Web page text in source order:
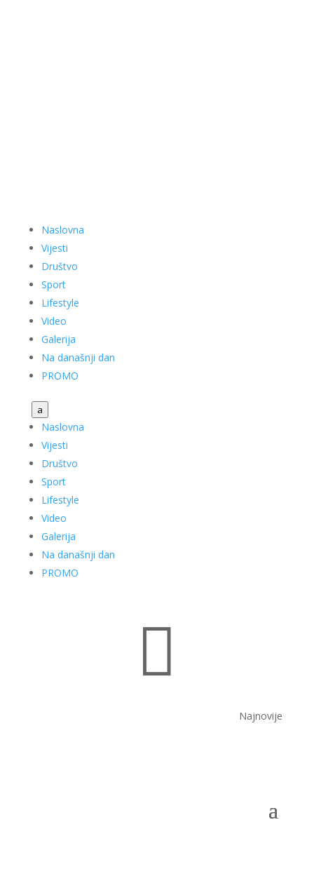
Naslovna
Vijesti
Društvo
Sport
Lifestyle
Video
Galerija
Na današnji dan
PROMO
a
Naslovna
Vijesti
Društvo
Sport
Lifestyle
Video
Galerija
Na današnji dan
PROMO

Najnovije